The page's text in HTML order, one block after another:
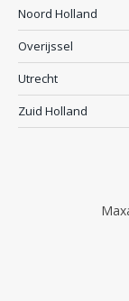
Noord Holland
Overijssel
Utrecht
Zuid Holland